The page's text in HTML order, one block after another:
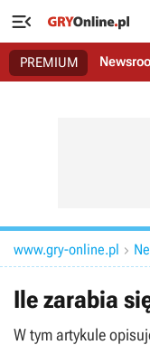

PREMIUM
www.gry-online.pl 
Ile zarabia
W tym artykule